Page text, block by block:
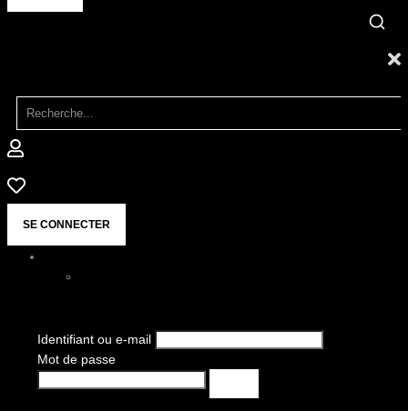
SE CONNECTER
Identifiant ou e-mail
Mot de passe